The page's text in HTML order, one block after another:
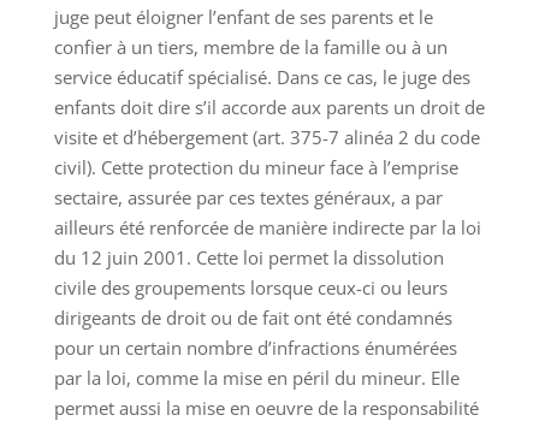
juge peut éloigner l’enfant de ses parents et le
confier à un tiers, membre de la famille ou à un
service éducatif spécialisé. Dans ce cas, le juge des
enfants doit dire s’il accorde aux parents un droit de
visite et d’hébergement (art. 375-7 alinéa 2 du code
civil). Cette protection du mineur face à l’emprise
sectaire, assurée par ces textes généraux, a par
ailleurs été renforcée de manière indirecte par la loi
du 12 juin 2001. Cette loi permet la dissolution
civile des groupements lorsque ceux-ci ou leurs
dirigeants de droit ou de fait ont été condamnés
pour un certain nombre d’infractions énumérées
par la loi, comme la mise en péril du mineur. Elle
permet aussi la mise en oeuvre de la responsabilité